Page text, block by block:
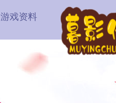
游戏资料